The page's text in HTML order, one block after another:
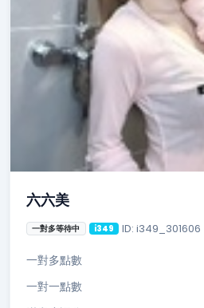
六六美
一對多等待中 i349 ID: i349_301606
一對多點數
一對一點數